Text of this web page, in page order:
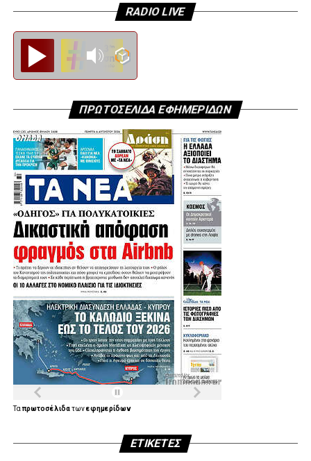
RADIO LIVE
ΠΡΩΤΟΣΕΛΙΔΑ ΕΦΗΜΕΡΙΔΩΝ
Ταπρωτοσέλιδατωνεφημερίδων
ΕΤΙΚΈΤΕΣ